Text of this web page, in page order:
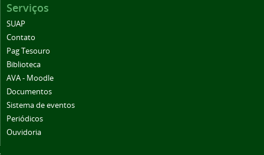
Serviços
SUAP
Contato
Pag Tesouro
Biblioteca
AVA - Moodle
Documentos
Sistema de eventos
Periódicos
Ouvidoria